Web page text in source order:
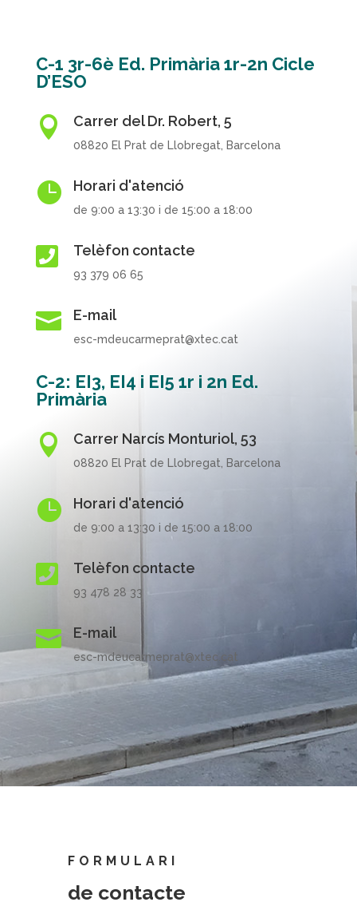
C-1 3r-6è Ed. Primària 1r-2n Cicle
D’ESO
 Carrer del Dr. Robert, 5
08820 El Prat de Llobregat, Barcelona
 Horari d'atenció
de 9:00 a 13:30 i de 15:00 a 18:00
 Telèfon contacte
93 379 06 65
 E-mail
esc-mdeucarmeprat@xtec.cat
C-2: EI3, EI4 i EI5 1r i 2n Ed.
Primària
 Carrer Narcís Monturiol, 53
08820 El Prat de Llobregat, Barcelona
 Horari d'atenció
de 9:00 a 13:30 i de 15:00 a 18:00
 Telèfon contacte
93 478 28 33
 E-mail
esc-mdeucarmeprat@xtec.cat
FORMULARI
de contacte